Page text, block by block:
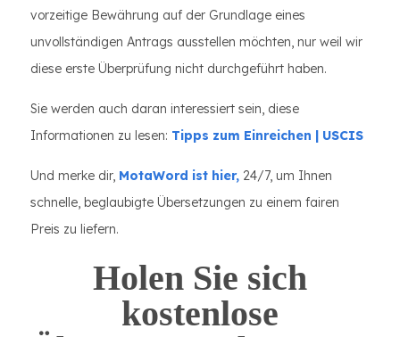
vorzeitige Bewährung auf der Grundlage eines
unvollständigen Antrags ausstellen möchten, nur weil wir
diese erste Überprüfung nicht durchgeführt haben.
Sie werden auch daran interessiert sein, diese
Informationen zu lesen: Tipps zum Einreichen | USCIS
Und merke dir, MotaWord ist hier, 24/7, um Ihnen
schnelle, beglaubigte Übersetzungen zu einem fairen
Preis zu liefern.
Holen Sie sich
kostenlose